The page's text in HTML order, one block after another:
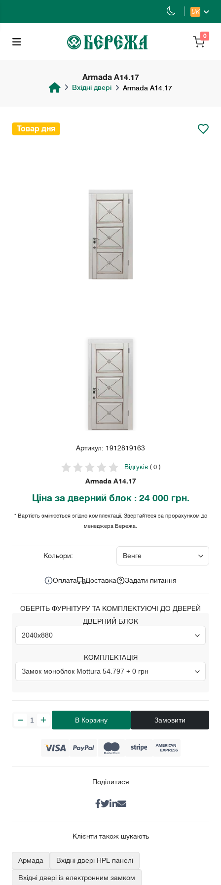
UK
0
Armada A14.17
Вхідні двері Armada A14.17
Товар дня
Артикул: 1912819163
Відгуків( 0 )
Armada A14.17
Ціна за дверний блок : 24 000 грн.
* Вартість змінюється згідно комплектації. Звертайтеся за прорахунком до
менеджера Бережа.
Кольори:
Оплата Доставка Задати питання
ОБЕРІТЬ ФУРНІТУРУ ТА КОМПЛЕКТУЮЧІ ДО ДВЕРЕЙ
ДВЕРНИЙ БЛОК
КОМПЛЕКТАЦІЯ
В Корзину Замовити
Поділитися
Клієнти також шукають
Армада Вхідні двері HPL панелі
Вхідні двері із електронним замком